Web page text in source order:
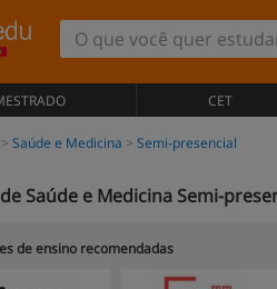
CET
Saúde e Medicina Semi-presencial
Saúde e Medicina Semi-
de ensino recomendadas